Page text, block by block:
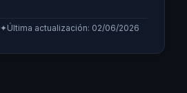
✦Última actualización: 02/06/2026